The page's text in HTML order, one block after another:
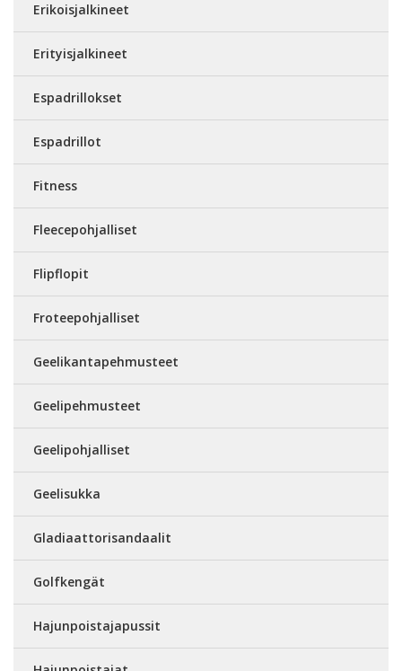
Erikoisjalkineet
Erityisjalkineet
Espadrillokset
Espadrillot
Fitness
Fleecepohjalliset
Flipflopit
Froteepohjalliset
Geelikantapehmusteet
Geelipehmusteet
Geelipohjalliset
Geelisukka
Gladiaattorisandaalit
Golfkengät
Hajunpoistajapussit